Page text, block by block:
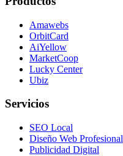
Amawebs
OrbitCard
AiYellow
MarketCoop
Lucky Center
Ubiz
Servicios
SEO Local
Diseño Web Profesional
Publicidad Digital